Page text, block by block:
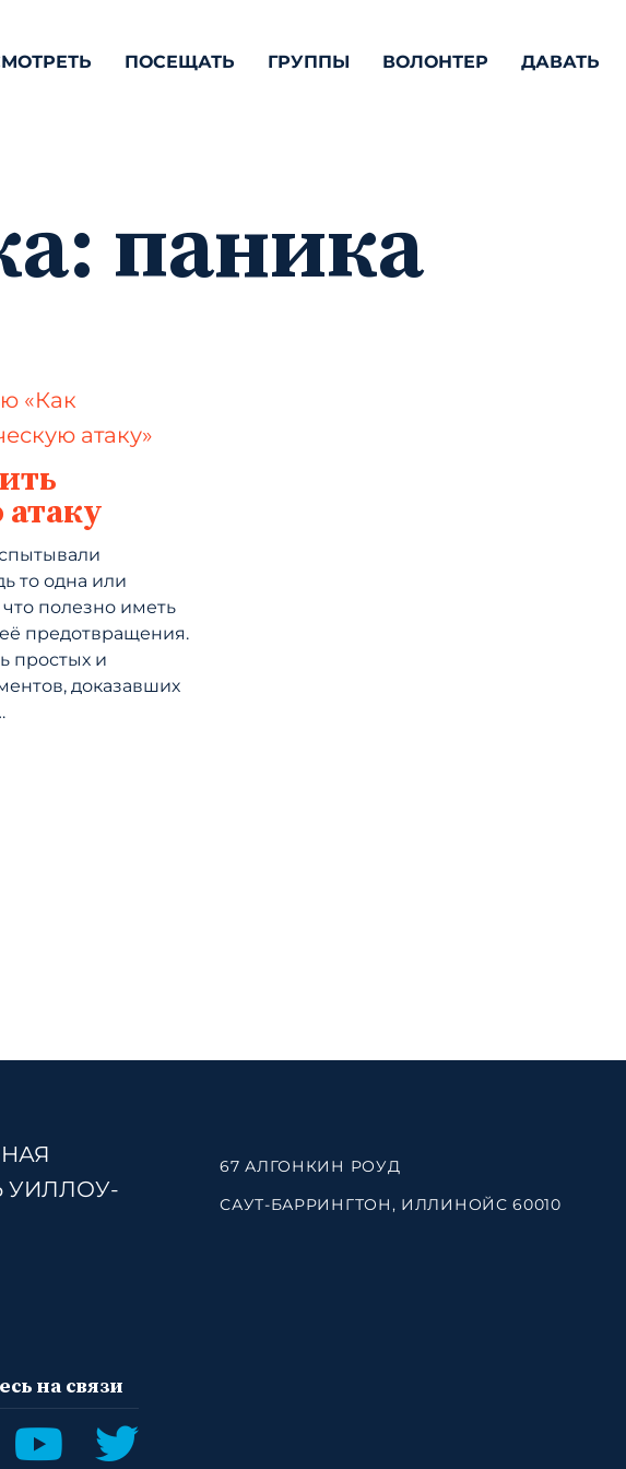
ПОСЕЩАТЬ ГРУППЫ ВОЛОНТЕР ДАВАТЬ
паника
то одна или
что полезно иметь
предотвращения.
простых и
доказавших
67 АЛГОНКИН РОУД
САУТ-БАРРИНГТОН, ИЛЛИНОЙС 60010
на связи